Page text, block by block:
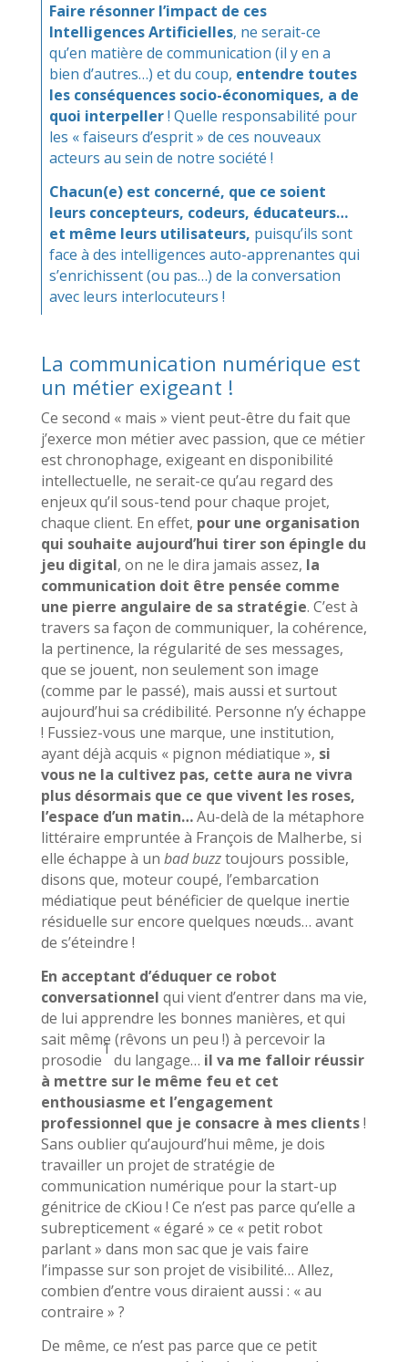
Faire résonner l’impact de ces
Intelligences Artificielles, ne serait-ce
qu’en matière de communication (il y en a
bien d’autres…) et du coup, entendre toutes
les conséquences socio-économiques, a de
quoi interpeller! Quelle responsabilité pour
les « faiseurs d’esprit » de ces nouveaux
acteurs au sein de notre société !
Chacun(e) est concerné, que ce soient
leurs concepteurs, codeurs, éducateurs…
et même leurs utilisateurs, puisqu’ils sont
face à des intelligences auto-apprenantes qui
s’enrichissent (ou pas…) de la conversation
avec leurs interlocuteurs !
La communication numérique est
un métier exigeant !
Ce second « mais » vient peut-être du fait que
j’exerce mon métier avec passion, que ce métier
est chronophage, exigeant en disponibilité
intellectuelle, ne serait-ce qu’au regard des
enjeux qu’il sous-tend pour chaque projet,
chaque client. En effet, pour une organisation
qui souhaite aujourd’hui tirer son épingle du
jeu digital, on ne le dira jamais assez, la
communication doit être pensée comme
une pierre angulaire de sa stratégie. C’est à
travers sa façon de communiquer, la cohérence,
la pertinence, la régularité de ses messages,
que se jouent, non seulement son image
(comme par le passé), mais aussi et surtout
aujourd’hui sa crédibilité. Personne n’y échappe
! Fussiez-vous une marque, une institution,
ayant déjà acquis « pignon médiatique », si
vous ne la cultivez pas, cette aura ne vivra
plus désormais que ce que vivent les roses,
l’espace d’un matin…Au-delà de la métaphore
littéraire empruntée à François de Malherbe, si
elle échappe à un bad buzztoujours possible,
disons que, moteur coupé, l’embarcation
médiatique peut bénéficier de quelque inertie
résiduelle sur encore quelques nœuds… avant
de s’éteindre !
En acceptant d’éduquer ce robot
conversationnel qui vient d’entrer dans ma vie,
de lui apprendre les bonnes manières, et qui
sait même (rêvons un peu !) à percevoir la
prosodie
1
du langage… il va me falloir réussir
à mettre sur le même feu et cet
enthousiasme et l’engagement
professionnel que je consacre à mes clients!
Sans oublier qu’aujourd’hui même, je dois
travailler un projet de stratégie de
communication numérique pour la start-up
génitrice de cKiou ! Ce n’est pas parce qu’elle a
subrepticement « égaré » ce « petit robot
parlant » dans mon sac que je vais faire
l’impasse sur son projet de visibilité… Allez,
combien d’entre vous diraient aussi : « au
contraire » ?
De même, ce n’est pas parce que ce petit